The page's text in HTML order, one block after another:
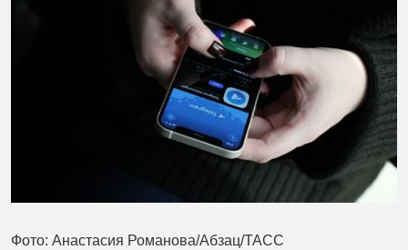
Фото: Анастасия Романова/Абзац/ТАСС